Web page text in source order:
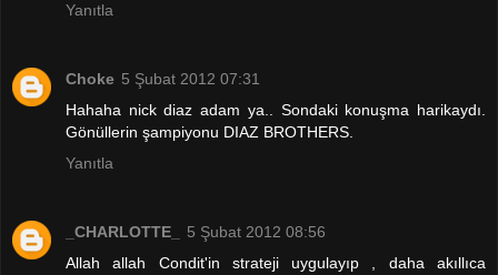
Yanıtla
Choke 5 Şubat 2012 07:31
Hahaha nick diaz adam ya.. Sondaki konuşma harikaydı.
Gönüllerin şampiyonu DIAZ BROTHERS.
Yanıtla
_CHARLOTTE_
5 Şubat 2012 08:56
Allah allah Condit'in strateji uygulayıp , daha akıllıca